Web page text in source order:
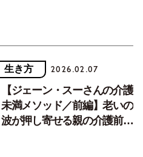
生き方 2026.02.07
【ジェーン・スーさんの介護
未満メソッド／前編】老いの
波が押し寄せる親の介護前段